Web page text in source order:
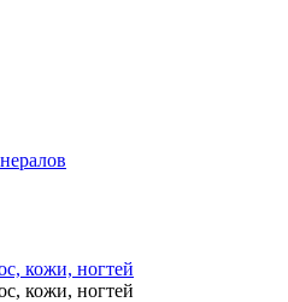
кожи, ногтей
кожи, ногтей